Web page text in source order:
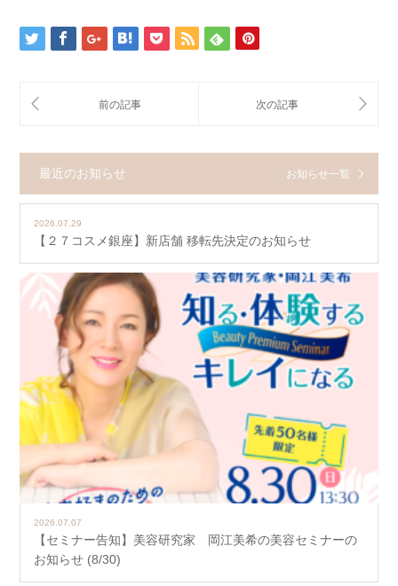
最近のお知らせ お知らせ一覧
2026.07.29
【２７コスメ銀座】新店舗 移転先決定のお知らせ
2026.07.07
【セミナー告知】美容研究家 岡江美希の美容セミナーの
お知らせ (8/30)